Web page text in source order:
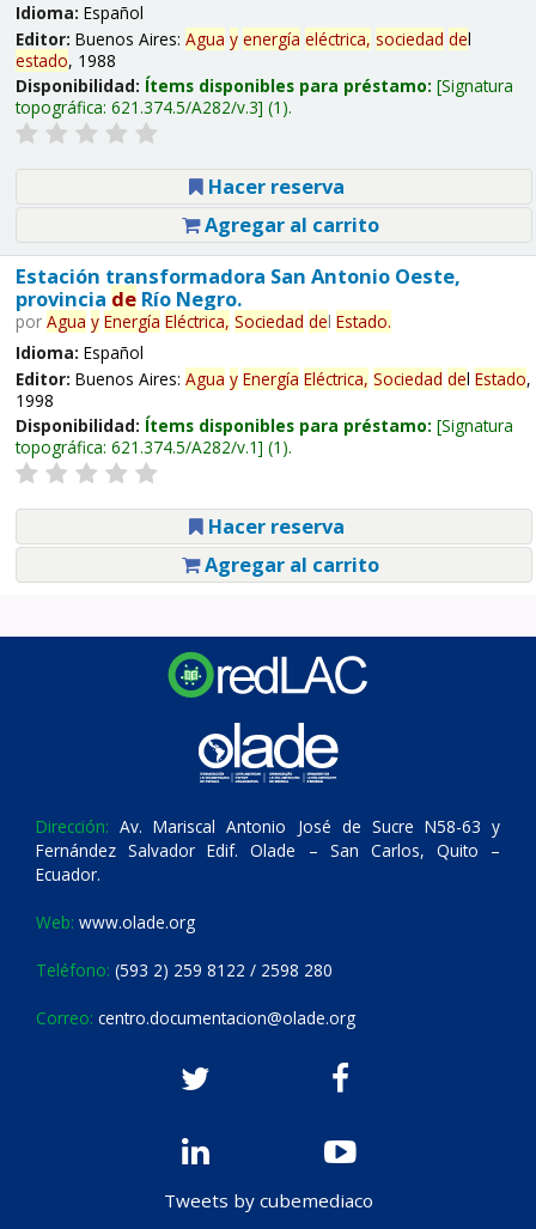
Idioma: Español
Editor: Buenos Aires: Agua y energía eléctrica, sociedad del
estado, 1988
Disponibilidad: Ítems disponibles para préstamo: Signatura
topográfica: 621.374.5/A282/v.3 (1).
Hacer reserva
Agregar al carrito
Estación transformadora San Antonio Oeste,
provincia deRío Negro.
por Agua y Energía Eléctrica, Sociedad del Estado.
Idioma: Español
Editor: Buenos Aires: Agua y Energía Eléctrica, Sociedad del Estado,
1998
Disponibilidad: Ítems disponibles para préstamo: Signatura
topográfica: 621.374.5/A282/v.1 (1).
Hacer reserva
Agregar al carrito
Dirección: Av. Mariscal Antonio José de Sucre N58-63 y
Fernández Salvador Edif. Olade – San Carlos, Quito –
Ecuador.
Web: www.olade.org
Teléfono: (593 2) 259 8122 / 2598 280
Correo: centro.documentacion@olade.org
Tweets by cubemediaco